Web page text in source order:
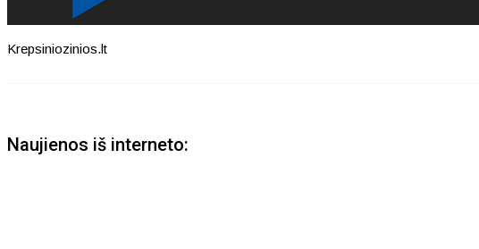
Krepsiniozinios.lt
Naujienos iš interneto: